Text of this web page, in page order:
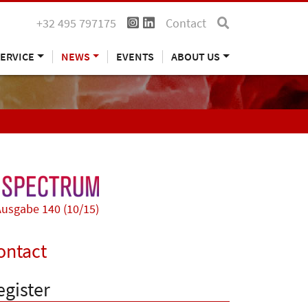
+32 495 797175 Contact
NEWS EVENTS ABOUT US
140 (10/15)